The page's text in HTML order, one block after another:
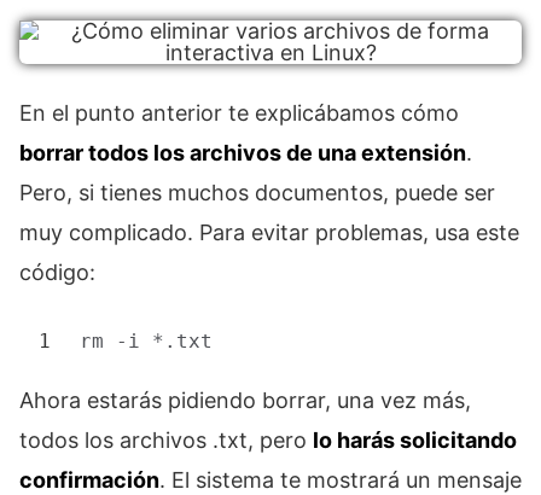
En el punto anterior te explicábamos cómo
borrar todos los archivos de una extensión.
Pero, si tienes muchos documentos, puede ser
muy complicado. Para evitar problemas, usa este
código:
1 rm -i *.txt
Ahora estarás pidiendo borrar, una vez más,
todos los archivos .txt, pero lo harás solicitando
confirmación. El sistema te mostrará un mensaje